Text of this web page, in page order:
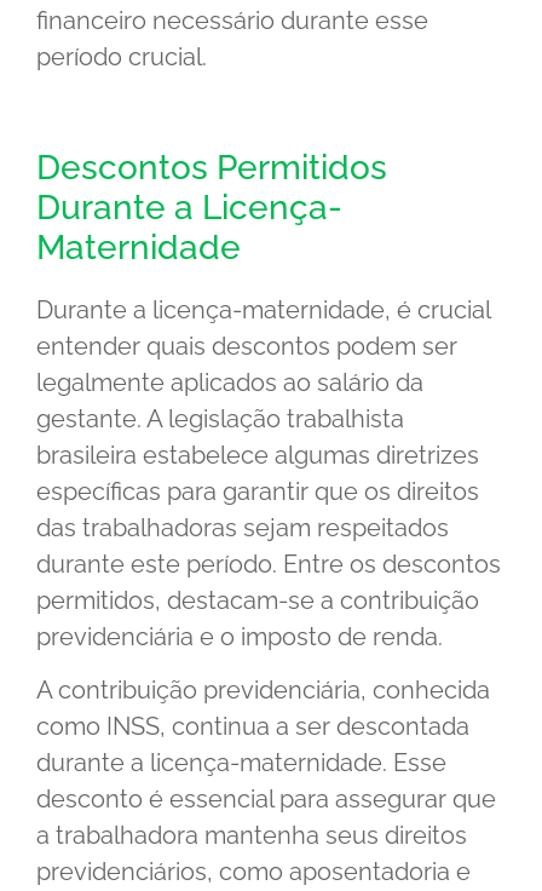
financeiro necessário durante esse
período crucial.
Descontos Permitidos
Durante a Licença-
Maternidade
Durante a licença-maternidade, é crucial
entender quais descontos podem ser
legalmente aplicados ao salário da
gestante. A legislação trabalhista
brasileira estabelece algumas diretrizes
específicas para garantir que os direitos
das trabalhadoras sejam respeitados
durante este período. Entre os descontos
permitidos, destacam-se a contribuição
previdenciária e o imposto de renda.
A contribuição previdenciária, conhecida
como INSS, continua a ser descontada
durante a licença-maternidade. Esse
desconto é essencial para assegurar que
a trabalhadora mantenha seus direitos
previdenciários, como aposentadoria e